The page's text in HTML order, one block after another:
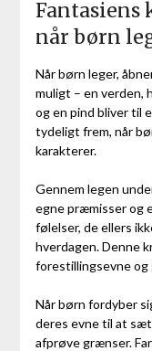
Fantasiens
når børn
Når børn leger,
muligt – en verden,
og en pind bliver til
tydeligt frem, når
karakterer.
Gennem legen
egne præmisser og
følelser, de ellers
hverdagen. Denne
forestillingsevne
Når børn fordyber
deres evne til at
afprøve grænser.